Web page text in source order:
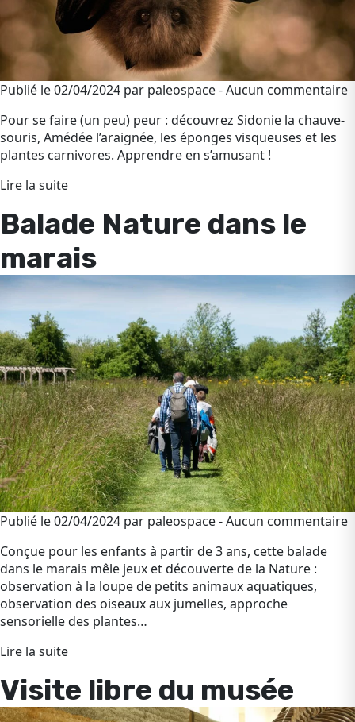
Publié le 02/04/2024 par paleospace - Aucun commentaire
Pour se faire (un peu) peur : découvrez Sidonie la chauve-
souris, Amédée l’araignée, les éponges visqueuses et les
plantes carnivores. Apprendre en s’amusant !
Lire la suite
Balade Nature dans le
marais
Publié le 02/04/2024 par paleospace - Aucun commentaire
Conçue pour les enfants à partir de 3 ans, cette balade
dans le marais mêle jeux et découverte de la Nature :
observation à la loupe de petits animaux aquatiques,
observation des oiseaux aux jumelles, approche
sensorielle des plantes…
Lire la suite
Visite libre du musée